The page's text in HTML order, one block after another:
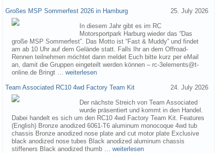
Großes MSP Sommerfest 2026 in Hamburg 25. July 2026
In diesem Jahr gibt es im RC
Motorsportpark Harburg wieder das “Das
große MSP Sommerfest”. Das Motto ist “Fast & Muddy” und findet
am ab 10 Uhr auf dem Gelände statt. Falls Ihr an dem Offroad-
Rennen teilnehmen möchtet dann meldet Euch bitte kurz per eMail
an, damit die Gruppen eingeteilt werden können – rc-3elements@t-
online.de Bringt … weiterlesen
Team Associated RC10 4wd Factory Team Kit 24. July 2026
Der nächste Streich von Team Associated
wurde präsentiert und kommt in den Handel.
Dabei handelt es sich um den RC10 4wd Factory Team Kit. Features
(English) Bronze anodized 6061-T6 aluminum monocoque 4wd tub
chassis Bronze anodized nose plate and cut motor plate Exclusive
black anodized nose tubes Black anodized aluminum chassis
stiffeners Black anodized thumb … weiterlesen